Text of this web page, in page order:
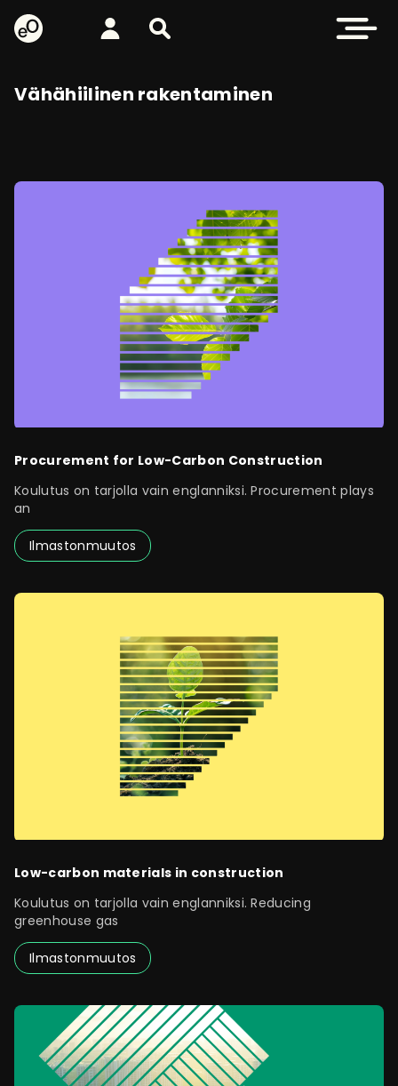
eOppiva - Etusivulle
Kirjaudu Etsi sivustolta Avaa
Vähähiilinen rakentaminen
Procurement for Low-Carbon Construction
Koulutus on tarjolla vain englanniksi. Procurement plays
an
Ilmastonmuutos
Low-carbon materials in construction
Koulutus on tarjolla vain englanniksi. Reducing
greenhouse gas
Ilmastonmuutos